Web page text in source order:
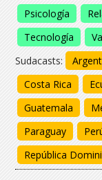
Psicología
Tecnología
Sudacasts:
Costa Rica
Guatemala
Paraguay
República